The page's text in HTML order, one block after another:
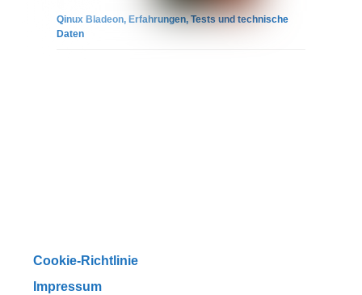
Qinux Bladeon, Erfahrungen, Tests und technische
Daten
Cookie-Richtlinie
Impressum